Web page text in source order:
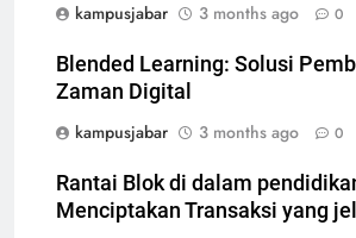
kampusjabar
3 months ago 0
Blended Learning: Solusi
Zaman Digital
kampusjabar
3 months ago 0
Rantai Blok di dalam
Menciptakan Transaksi yang